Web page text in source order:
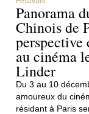
Panorama
Chinois de
perspective
au cinéma
Linder
Du 3 au 10
amoureux du
résidant à Paris